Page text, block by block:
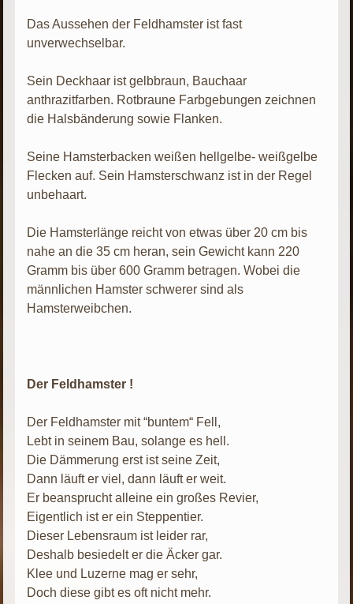
Das Aussehen der Feldhamster ist fast
unverwechselbar.
Sein Deckhaar ist gelbbraun, Bauchaar
anthrazitfarben. Rotbraune Farbgebungen zeichnen
die Halsbänderung sowie Flanken.
Seine Hamsterbacken weißen hellgelbe- weißgelbe
Flecken auf. Sein Hamsterschwanz ist in der Regel
unbehaart.
Die Hamsterlänge reicht von etwas über 20 cm bis
nahe an die 35 cm heran, sein Gewicht kann 220
Gramm bis über 600 Gramm betragen. Wobei die
männlichen Hamster schwerer sind als
Hamsterweibchen.
Der Feldhamster !
Der Feldhamster mit “buntem“ Fell,
Lebt in seinem Bau, solange es hell.
Die Dämmerung erst ist seine Zeit,
Dann läuft er viel, dann läuft er weit.
Er beansprucht alleine ein großes Revier,
Eigentlich ist er ein Steppentier.
Dieser Lebensraum ist leider rar,
Deshalb besiedelt er die Äcker gar.
Klee und Luzerne mag er sehr,
Doch diese gibt es oft nicht mehr.